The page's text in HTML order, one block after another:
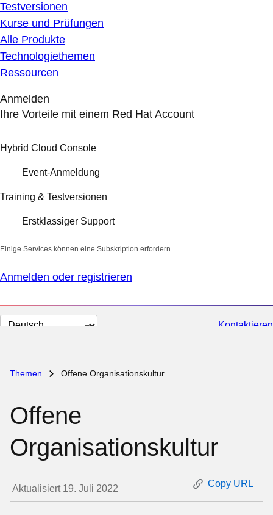
Testversionen
Kurse und Prüfungen
Alle Produkte
Technologiethemen
Ressourcen
Anmelden
Ihre Vorteile mit einem Red Hat Account
Hybrid Cloud Console
Event-Anmeldung
Training & Testversionen
Erstklassiger Support
Einige Services können eine Subskription erfordern.
Anmelden oder registrieren
Sprache
Kontaktieren
Themen Offene Organisationskultur
Offene
Organisationskultur
Aktualisiert 19. Juli 2022 Copy URL